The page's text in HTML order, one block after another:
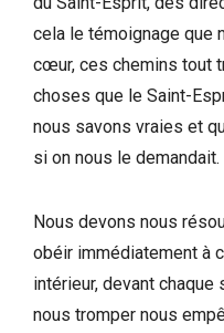
cela le témoignage que
cœur, ces chemins tout
choses que le Saint-
nous savons vraies et
si on nous le demandait.
Nous devons nous
obéir immédiatement à
intérieur, devant
nous tromper nous